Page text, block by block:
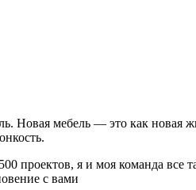
Новая мебель — это как новая
проектов, я и моя команда все
с вами